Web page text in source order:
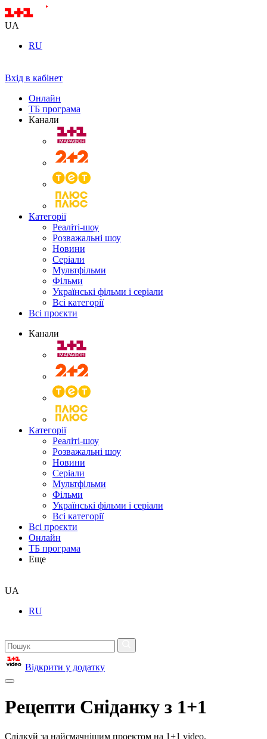
UA
RU
Вхід в кабінет
Онлайн
ТБ програма
Канали
Категорії
Реаліті-шоу
Розважальні шоу
Новини
Серіали
Мультфільми
Фільми
Українські фільми і серіали
Всі категорії
Всі проєкти
Канали
Категорії
Реаліті-шоу
Розважальні шоу
Новини
Серіали
Мультфільми
Фільми
Українські фільми і серіали
Всі категорії
Всі проєкти
Онлайн
ТБ програма
Еще
UA
RU
Відкрити у додатку
Рецепти Сніданку з 1+1
Слідкуй за найсмачнішим проектом на 1+1 video.